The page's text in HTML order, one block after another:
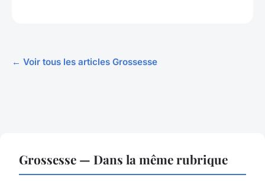
← Voir tous les articles Grossesse
Grossesse — Dans la même rubrique